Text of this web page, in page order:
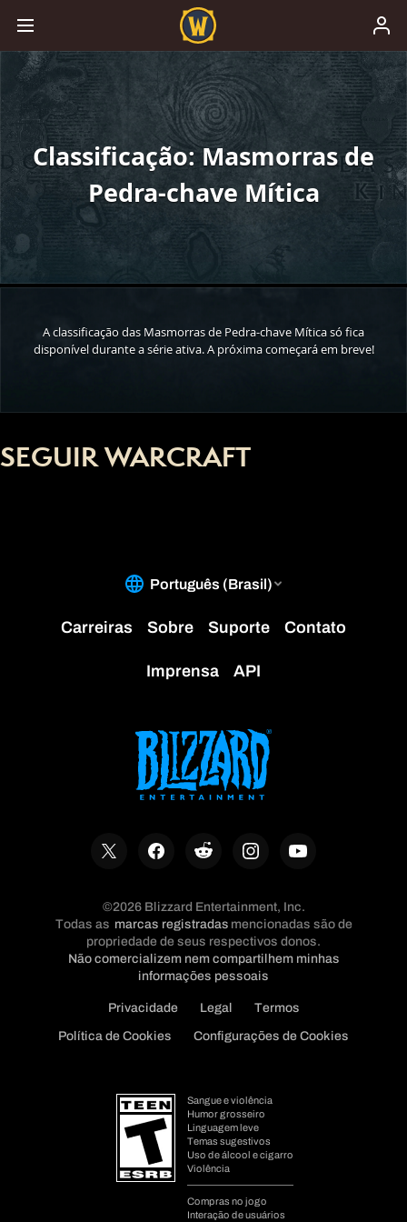
Classificação: Masmorras de
Pedra-chave Mítica
A classificação das Masmorras de Pedra-chave Mítica só fica
disponível durante a série ativa. A próxima começará em breve!
SEGUIR WARCRAFT